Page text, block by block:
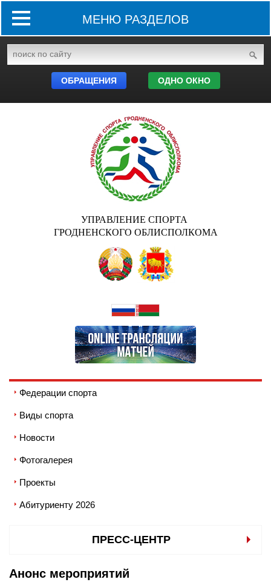
МЕНЮ РАЗДЕЛОВ
ОБРАЩЕНИЯ ОДНО ОКНО
УПРАВЛЕНИЕ СПОРТА
ГРОДНЕНСКОГО ОБЛИСПОЛКОМА
Федерации спорта
Виды спорта
Новости
Фотогалерея
Проекты
Абитуриенту 2026
ПРЕСС-ЦЕНТР
Анонс мероприятий